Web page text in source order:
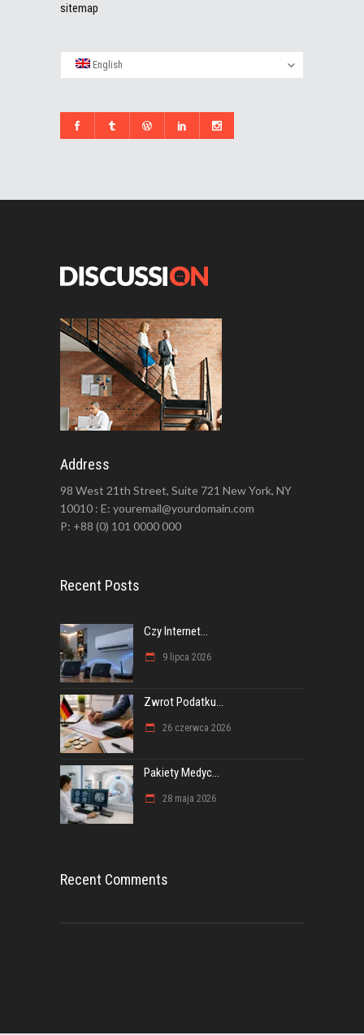
sitemap
English
Address
98 West 21th Street, Suite 721 New York, NY
10010 : E: youremail@yourdomain.com
P: +88 (0) 101 0000 000
Recent Posts
Czy Internet...
9 lipca 2026
Zwrot Podatku...
26 czerwca 2026
Pakiety Medyc...
28 maja 2026
Recent Comments